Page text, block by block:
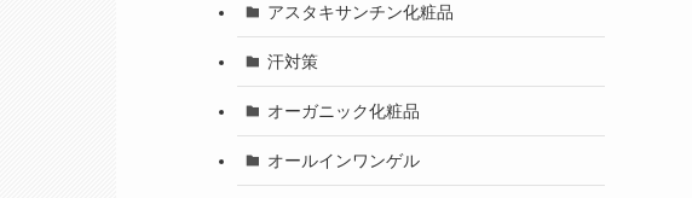
アスタキサンチン化粧品
汗対策
オーガニック化粧品
オールインワンゲル